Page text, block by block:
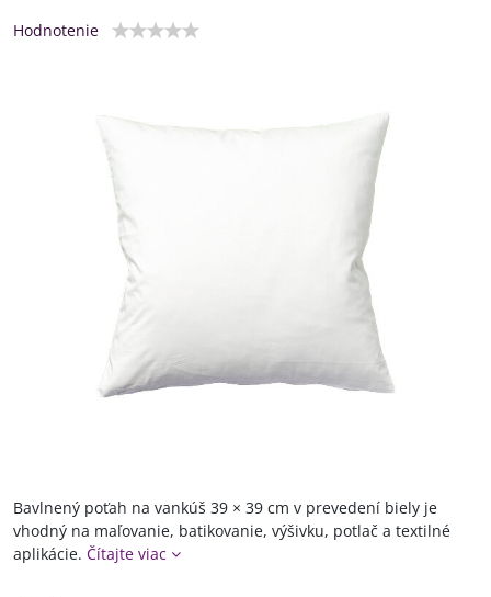
Hodnotenie
Bavlnený poťah na vankúš 39 × 39 cm v prevedení biely je
vhodný na maľovanie, batikovanie, výšivku, potlač a textilné
aplikácie. Čítajte viac